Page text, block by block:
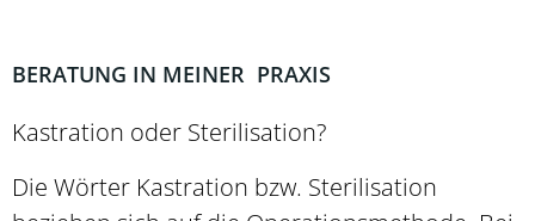
BERATUNG IN MEINER PRAXIS
Kastration oder Sterilisation?
Die Wörter Kastration bzw. Sterilisation